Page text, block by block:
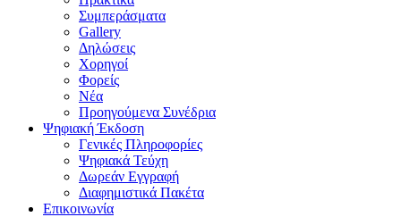
Συμπεράσματα
Gallery
Δηλώσεις
Χορηγοί
Φορείς
Νέα
Προηγούμενα Συνέδρια
Ψηφιακή Έκδοση
Γενικές Πληροφορίες
Ψηφιακά Τεύχη
Δωρεάν Εγγραφή
Διαφημιστικά Πακέτα
Επικοινωνία